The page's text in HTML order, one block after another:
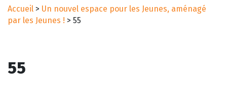
Accueil > Un nouvel espace pour les Jeunes, aménagé
par les Jeunes ! > 55
55